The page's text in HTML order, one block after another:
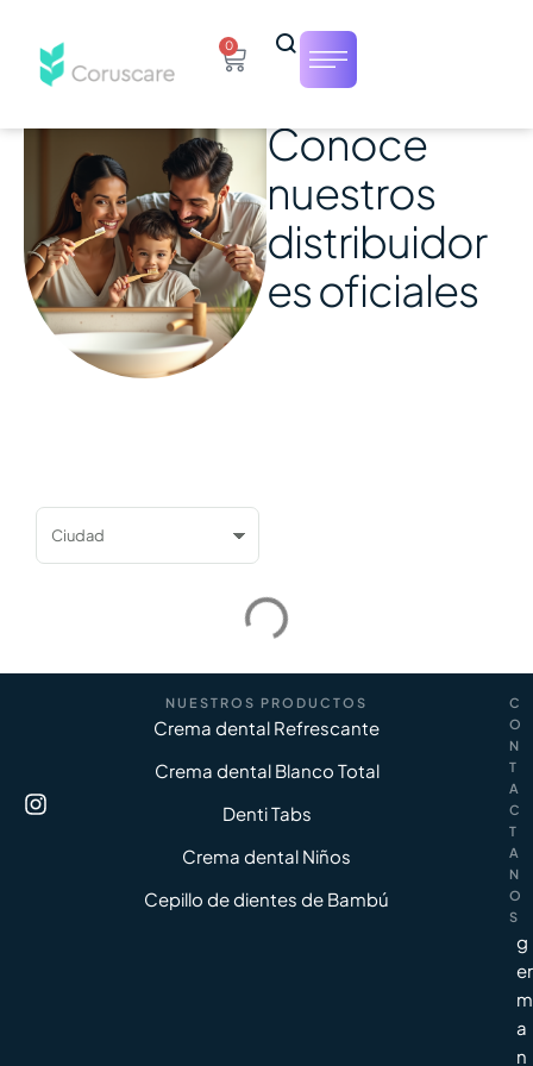
0
Conoce
nuestros
distribuidor
es oficiales
NUESTROS PRODUCTOS
Crema dental Refrescante
Crema dental Blanco Total
Denti Tabs
Crema dental Niños
Cepillo de dientes de Bambú
C
O
N
T
A
C
T
A
N
O
S
g
er
m
a
n